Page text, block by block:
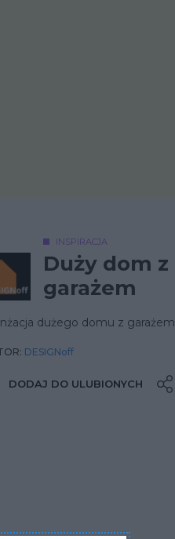
INSPIRACJA
Duży dom z
garażem
dużego domu z garażem
DESIGNoff
DODAJ DO ULUBIONYCH